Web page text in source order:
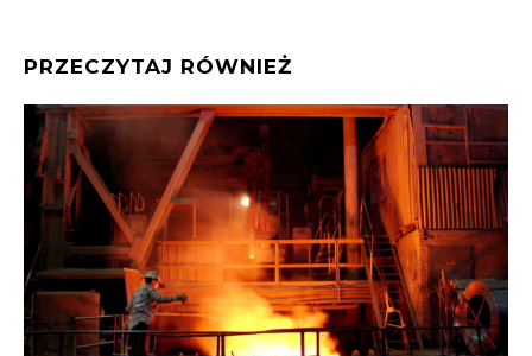
PRZECZYTAJ RÓWNIEŻ